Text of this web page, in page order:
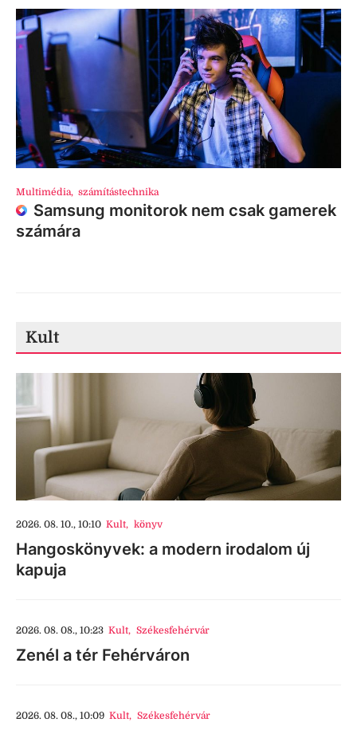
Multimédia, számítástechnika
Samsung monitorok nem csak gamerek
számára
Kult
2026. 08. 10., 10:10 Kult, könyv
Hangoskönyvek: a modern irodalom új
kapuja
2026. 08. 08., 10:23 Kult, Székesfehérvár
Zenél a tér Fehérváron
2026. 08. 08., 10:09 Kult, Székesfehérvár